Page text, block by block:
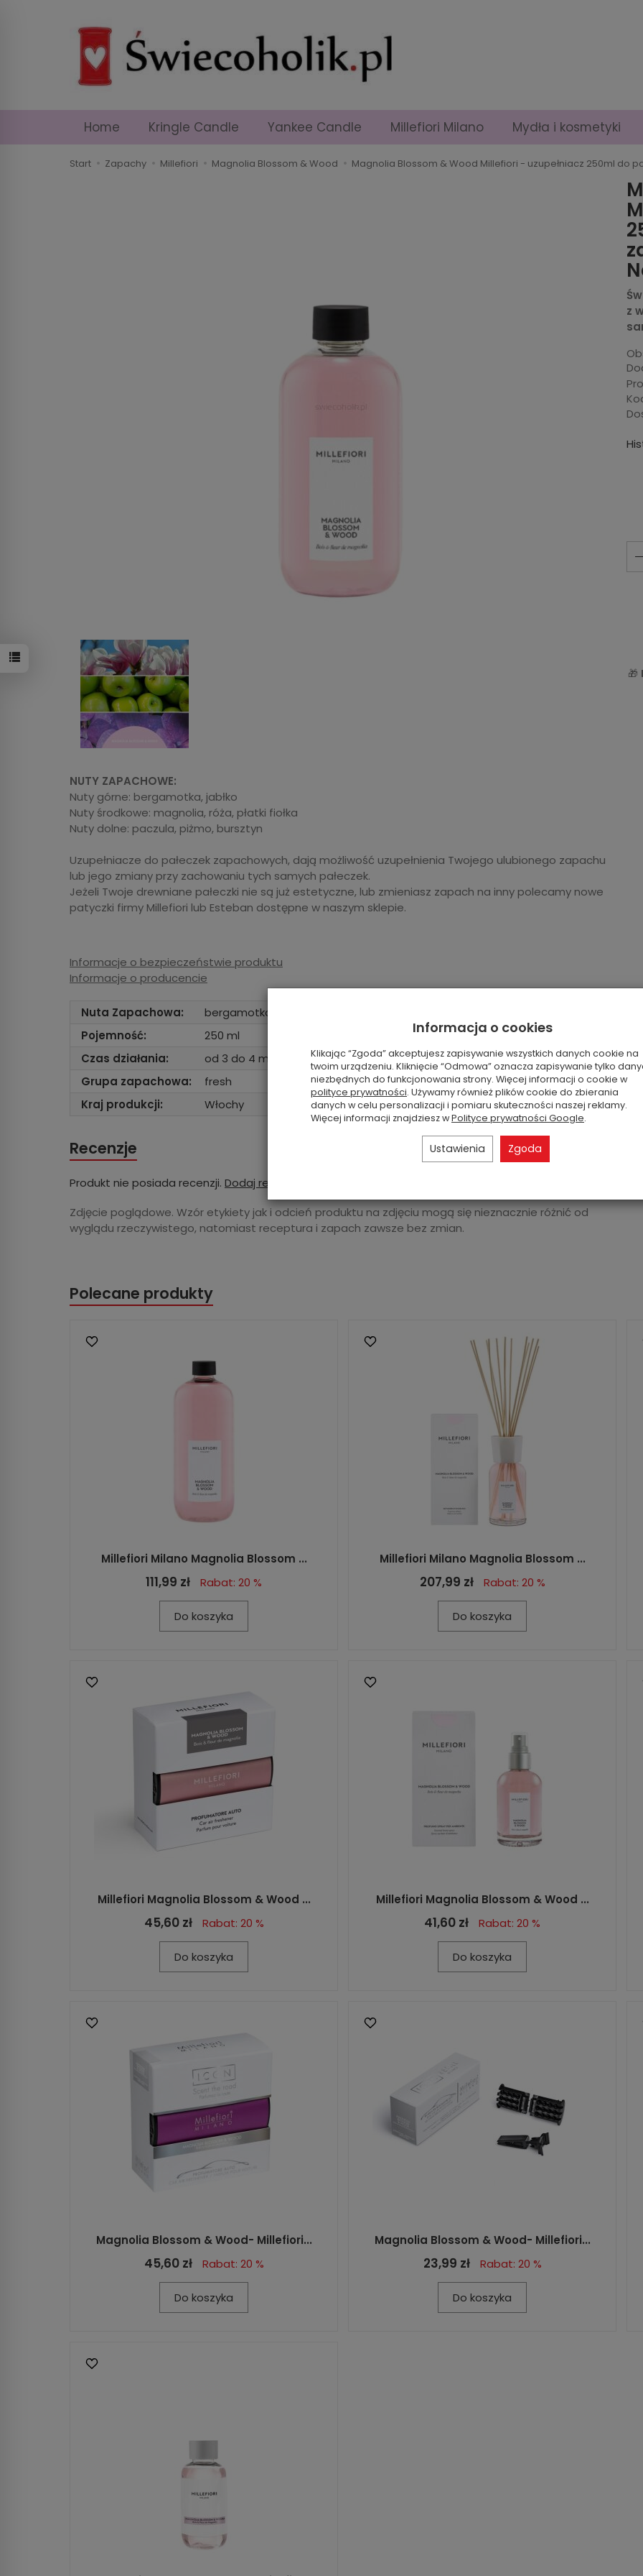
Home Kringle Candle Yankee Candle Millefiori Milano Mydła i kosmetyki
Start Zapachy Millefiori Magnolia Blossom & Wood Magnolia Blossom & Wood Millefiori - uzupełniacz 250ml do
z
🎁
NUTY ZAPACHOWE:
Nuty górne: bergamotka, jabłko
Nuty środkowe: magnolia, róża, płatki fiołka
Nuty dolne: paczula, piżmo, bursztyn
Uzupełniacze do pałeczek zapachowych, dają możliwość uzupełnienia Twojego ulubionego zapachu
lub jego zmiany przy zachowaniu tych samych pałeczek.
Jeżeli Twoje drewniane pałeczki nie są już estetyczne, lub zmieniasz zapach na inny polecamy nowe
patyczki firmy Millefiori lub Esteban dostępne w naszym sklepie.
Informacje o bezpieczeństwie produktu
Informacje o producencie
Nuta Zapachowa:
bergamotka, bursztyn, jabłko, magnolia, paczula, piżmo, płatki fiołka, róża
Pojemność:
250 ml
Czas działania:
od 3 do 4 miesięcy
Grupa zapachowa:
fresh
Kraj produkcji:
Włochy
Recenzje
Produkt nie posiada recenzji. Dodaj recenzję
Zdjęcie poglądowe. Wzór etykiety jak i odcień produktu na zdjęciu mogą się nieznacznie różnić od
wyglądu rzeczywistego, natomiast receptura i zapach zawsze bez zmian.
Polecane produkty
Millefiori Milano Magnolia Blossom ...
111,99 zł Rabat: 20 %
Do koszyka
Millefiori Milano Magnolia Blossom ...
207,99 zł Rabat: 20 %
Do koszyka
Millefiori Magnolia Blossom & Wood ...
45,60 zł Rabat: 20 %
Do koszyka
Millefiori Magnolia Blossom & Wood ...
41,60 zł Rabat: 20 %
Do koszyka
Magnolia Blossom & Wood- Millefiori...
45,60 zł Rabat: 20 %
Do koszyka
Magnolia Blossom & Wood- Millefiori...
23,99 zł Rabat: 20 %
Do koszyka
Informacja o cookies
Klikając “Zgoda” akceptujesz zapisywanie wszystkich danych cookie na
twoim urządzeniu. Kliknięcie “Odmowa” oznacza zapisywanie tylko
niezbędnych do funkcjonowania strony. Więcej informacji o cookie w
polityce prywatności. Używamy również plików cookie do zbierania
danych w celu personalizacji i pomiaru skuteczności naszej reklamy.
Więcej informacji znajdziesz wPolityce prywatności Google.
Ustawienia Zgoda